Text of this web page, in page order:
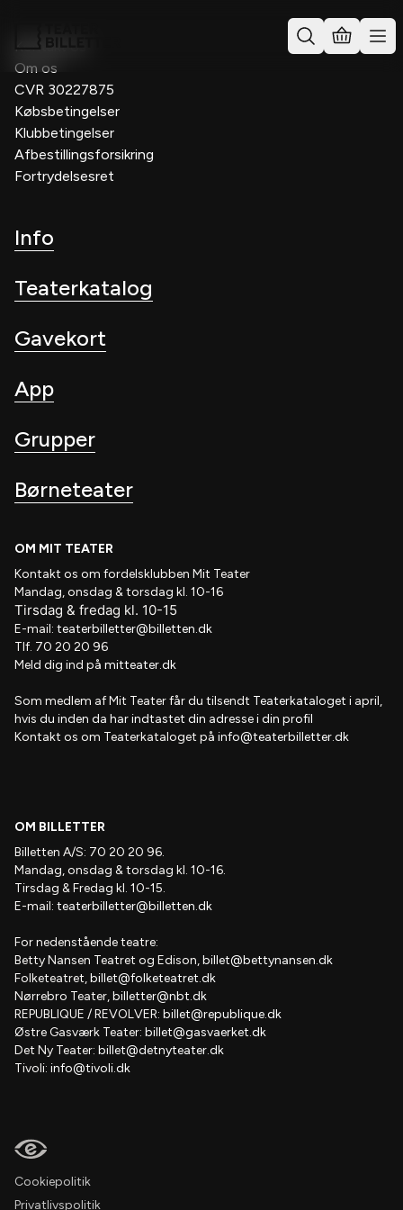
Kontakt os
Om os
CVR 30227875
Købsbetingelser
Klubbetingelser
Afbestillingsforsikring
Fortrydelsesret
Info
Teaterkatalog
Gavekort
App
Grupper
Børneteater
OM MIT TEATER
Kontakt os om fordelsklubben Mit Teater
Mandag, onsdag & torsdag kl. 10-16
Tirsdag & fredag kl. 10-15
E-mail: teaterbilletter@billetten.dk
Tlf. 70 20 20 96
Meld dig ind på mitteater.dk
Som medlem afMit Teaterfår du tilsendt Teaterkataloget i april,
hvis du inden da har indtastet din adresse i din profil
Kontakt os om Teaterkataloget på info@teaterbilletter.dk
OM BILLETTER
Billetten A/S: 70 20 20 96.
Mandag, onsdag & torsdag kl. 10-16.
Tirsdag & Fredag kl. 10-15.
E-mail: teaterbilletter@billetten.dk
For nedenstående teatre:
Betty Nansen Teatret og Edison,billet@bettynansen.dk
Folketeatret,billet@folketeatret.dk
Nørrebro Teater,billetter@nbt.dk
REPUBLIQUE / REVOLVER: billet@republique.dk
Østre Gasværk Teater: billet@gasvaerket.dk
Det Ny Teater: billet@detnyteater.dk
Tivoli: info@tivoli.dk
Cookiepolitik
Privatlivspolitik